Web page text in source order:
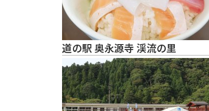
道の駅 奥永源寺 渓流の里